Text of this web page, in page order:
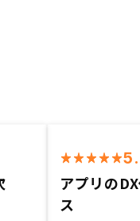
アプリの
ス